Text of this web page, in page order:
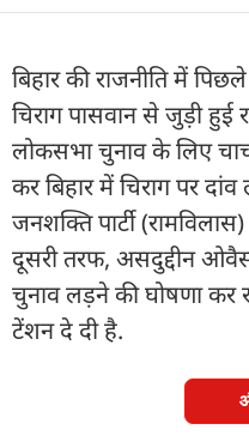
बिहार की राजनीति में
चिराग पासवान से जुड़ी हुई
लोकसभा चुनाव के लिए
कर बिहार में चिराग पर
जनशक्ति पार्टी
दूसरी तरफ, असदुद्दीन
चुनाव लड़ने की घोषणा कर
टेंशन दे दी है.